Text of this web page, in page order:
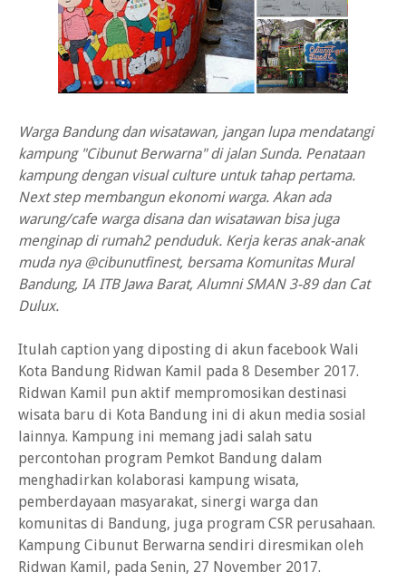
Warga Bandung dan wisatawan, jangan lupa mendatangi
kampung "Cibunut Berwarna" di jalan Sunda. Penataan
kampung dengan visual culture untuk tahap pertama.
Next step membangun ekonomi warga. Akan ada
warung/cafe warga disana dan wisatawan bisa juga
menginap di rumah2 penduduk. Kerja keras anak-anak
muda nya @cibunutfinest, bersama Komunitas Mural
Bandung, IA ITB Jawa Barat, Alumni SMAN 3-89 dan Cat
Dulux.
Itulah caption yang diposting di akun facebook Wali
Kota Bandung Ridwan Kamil pada 8 Desember 2017.
Ridwan Kamil pun aktif mempromosikan destinasi
wisata baru di Kota Bandung ini di akun media sosial
lainnya. Kampung ini memang jadi salah satu
percontohan program Pemkot Bandung dalam
menghadirkan kolaborasi kampung wisata,
pemberdayaan masyarakat, sinergi warga dan
komunitas di Bandung, juga program CSR perusahaan.
Kampung Cibunut Berwarna sendiri diresmikan oleh
Ridwan Kamil, pada Senin, 27 November 2017.